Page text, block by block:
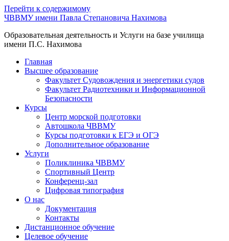
Перейти к содержимому
ЧВВМУ имени Павла Степановича Нахимова
Образовательная деятельность и Услуги на базе училища
имени П.С. Нахимова
Главная
Высшее образование
Факультет Судовождения и энергетики судов
Факультет Радиотехники и Информационной
Безопасности
Курсы
Центр морской подготовки
Автошкола ЧВВМУ
Курсы подготовки к ЕГЭ и ОГЭ
Дополнительное образование
Услуги
Поликлиника ЧВВМУ
Спортивный Центр
Конференц-зал
Цифровая типография
О нас
Документация
Контакты
Дистанционное обучение
Целевое обучение